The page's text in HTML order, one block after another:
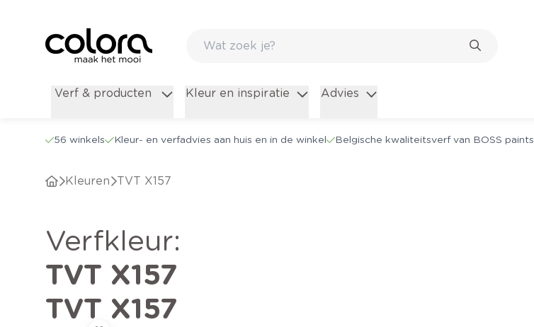
Verf & producten Kleur en inspiratie Advies
56 winkels Kleur- en verfadvies aan huis en in de winkel Belgische kwaliteitsverf van BOSS paints
Kleuren TVT X157
verfkleur:
TVT X157
TVT X157